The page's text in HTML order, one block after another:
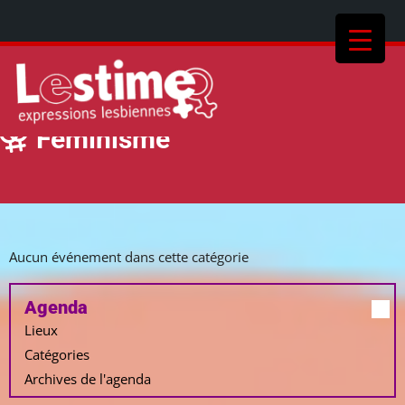
Féminisme
Aucun événement dans cette catégorie
Agenda
Lieux
Catégories
Archives de l'agenda